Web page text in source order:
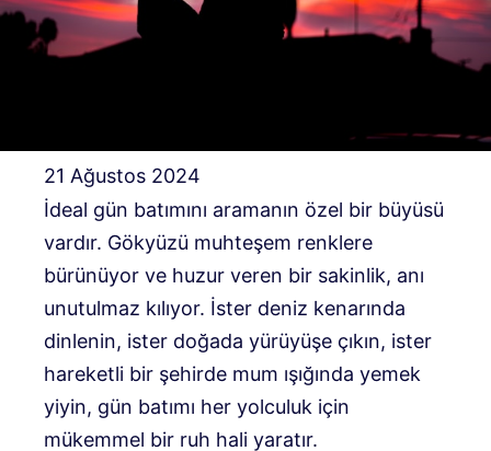
21 Ağustos 2024
İdeal gün batımını aramanın özel bir büyüsü
vardır. Gökyüzü muhteşem renklere
bürünüyor ve huzur veren bir sakinlik, anı
unutulmaz kılıyor. İster deniz kenarında
dinlenin, ister doğada yürüyüşe çıkın, ister
hareketli bir şehirde mum ışığında yemek
yiyin, gün batımı her yolculuk için
mükemmel bir ruh hali yaratır.